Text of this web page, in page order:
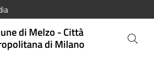
di Melzo - Città
di Milano